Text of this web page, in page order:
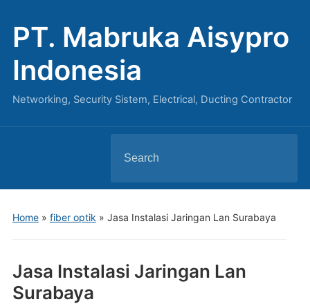
PT. Mabruka Aisypro
Indonesia
Networking, Security Sistem, Electrical, Ducting Contractor
for:
Home» fiber optik » Jasa Instalasi Jaringan Lan Surabaya
Jasa Instalasi Jaringan Lan
Surabaya